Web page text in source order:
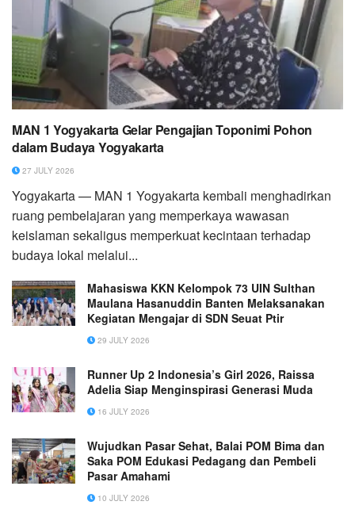
MAN 1 Yogyakarta Gelar Pengajian Toponimi Pohon
dalam Budaya Yogyakarta
27 JULY 2026
Yogyakarta — MAN 1 Yogyakarta kembali menghadirkan
ruang pembelajaran yang memperkaya wawasan
keislaman sekaligus memperkuat kecintaan terhadap
budaya lokal melalui...
Mahasiswa KKN Kelompok 73 UIN Sulthan
Maulana Hasanuddin Banten Melaksanakan
Kegiatan Mengajar di SDN Seuat Ptir
29 JULY 2026
Runner Up 2 Indonesia’s Girl 2026, Raissa
Adelia Siap Menginspirasi Generasi Muda
16 JULY 2026
Wujudkan Pasar Sehat, Balai POM Bima dan
Saka POM Edukasi Pedagang dan Pembeli
Pasar Amahami
10 JULY 2026